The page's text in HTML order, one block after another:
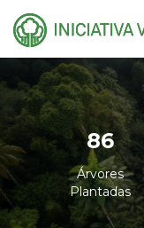
86
Árvores
Plantadas